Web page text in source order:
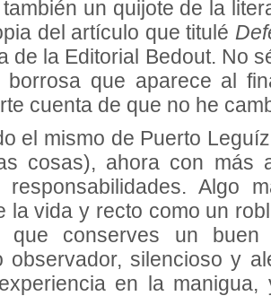
un quijote de la
del artículo que titulé
de la Editorial Bedout. No
borrosa que aparece al
cuenta de que no he
el mismo de Puerto
cosas), ahora con más
responsabilidades. Algo
la vida y recto como un
que conserves un
observador, silencioso y
en la